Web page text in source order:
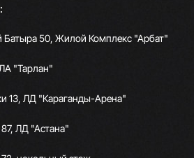
Батыра 50, Жилой Комплекс "Арбат"
"Тарлан"
13, ​ЛД "Караганды-Арена"
ЛД "Астана"